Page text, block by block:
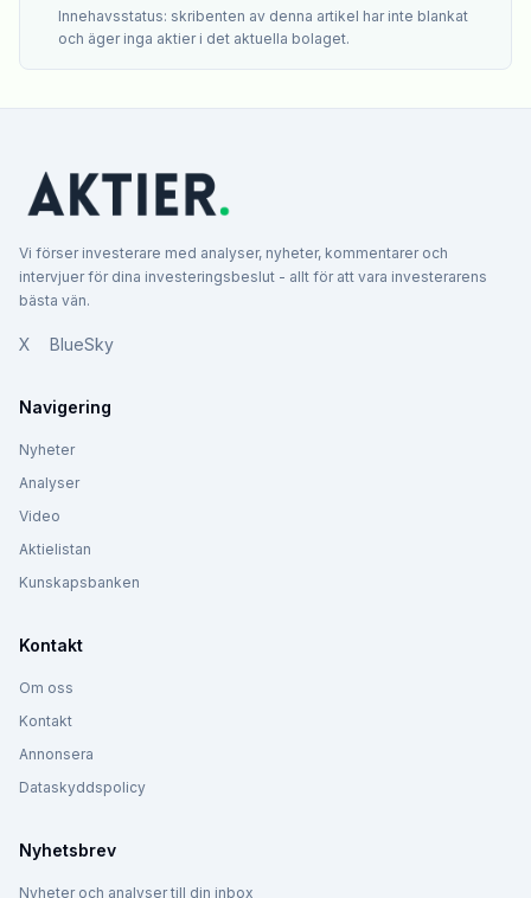
Innehavsstatus: skribenten av denna artikel har inte blankat
och äger inga aktier i det aktuella bolaget.
Vi förser investerare med analyser, nyheter, kommentarer och
intervjuer för dina investeringsbeslut - allt för att vara investerarens
bästa vän.
X BlueSky
Navigering
Nyheter
Analyser
Video
Aktielistan
Kunskapsbanken
Kontakt
Om oss
Kontakt
Annonsera
Dataskyddspolicy
Nyhetsbrev
Nyheter och analyser till din inbox